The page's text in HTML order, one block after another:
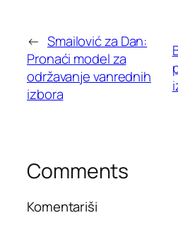
← Smailović za Dan:
Pronaći model za
održavanje vanrednih
izbora
Comments
Komentariši